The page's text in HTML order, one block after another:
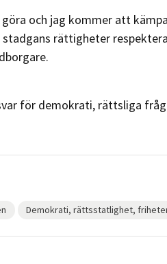
och jag kommer att
rättigheter
för demokrati, rättsliga
Demokrati, rättsstatlighet,